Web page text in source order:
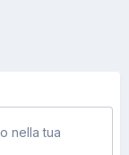
nella tua